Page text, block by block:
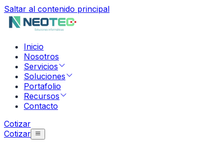
Saltar al contenido principal
Inicio
Nosotros
Servicios
Soluciones
Portafolio
Recursos
Contacto
Cotizar
Cotizar